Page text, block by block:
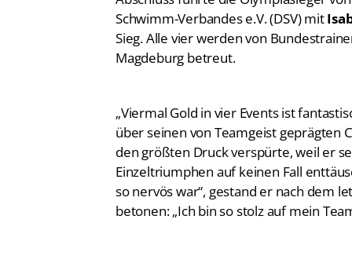
Schwimm-Verbandes e.V. (DSV) mit
Sieg. Alle vier werden von
Magdeburg betreut.
„Viermal Gold in vier Events ist
über seinen von Teamgeist geprägten
den größten Druck verspürte, weil er
Einzeltriumphen auf keinen Fall
so nervös war“, gestand er nach dem
betonen: „Ich bin so stolz auf mein